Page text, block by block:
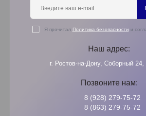
Я прочитал Политика безопасности и
Наш адрес:
г. Ростов-на-Дону, Соборный
Позвоните нам:
8 (928) 279-75-72
8 (863) 279-75-72